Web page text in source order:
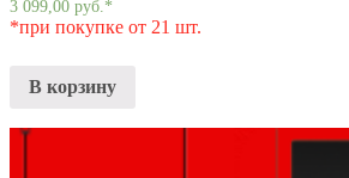
3 099,00 руб.*
*при покупке от 21 шт.
В корзину